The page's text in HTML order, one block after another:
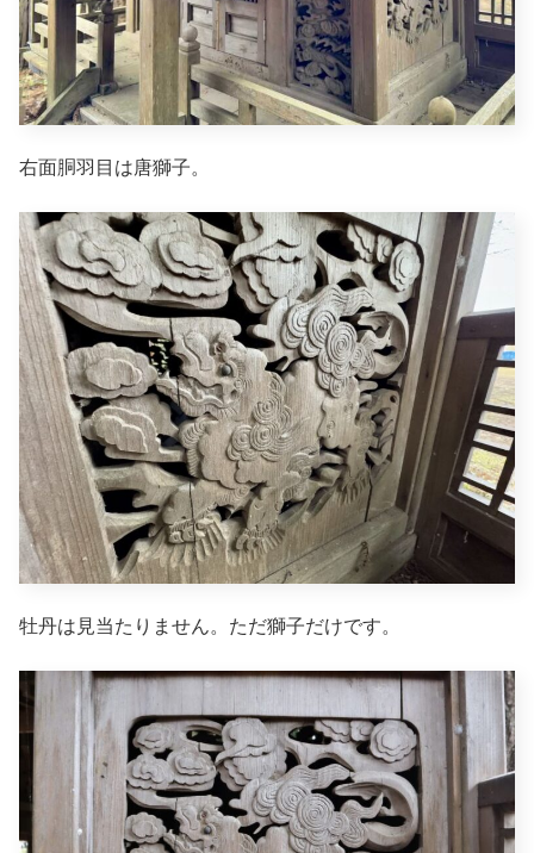
右面胴羽目は唐獅子。
牡丹は見当たりません。ただ獅子だけです。